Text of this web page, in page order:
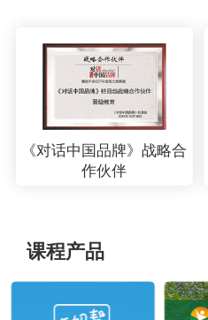
《对话中国品牌》战略合
作伙伴
课程产品